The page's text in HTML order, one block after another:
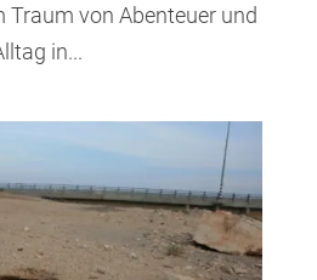
Traum von Abenteuer und
in...